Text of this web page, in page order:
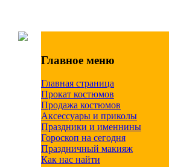
Главное меню
Главная страница
Прокат костюмов
Продажа костюмов
Аксессуары и приколы
Праздники и именнины
Гороскоп на сегодня
Праздничный макияж
Как нас найти